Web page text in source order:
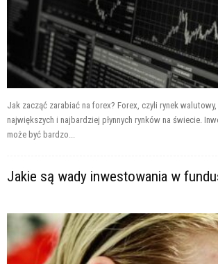
Jak zacząć zarabiać na forex? Forex, czyli rynek
największych i najbardziej płynnych rynków na świecie.
może być bardzo...
Jakie są wady inwestowania w